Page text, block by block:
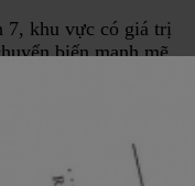
7, khu vực có giá trị
biến mạnh mẽ.
Trần Xuân Soan :